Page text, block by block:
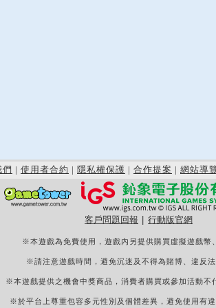
們 | 使用者合約 | 隱私權保護 | 合作提案 | 網站導
客戶問題回報 行動版官網
※本遊戲為免費使用，遊戲內另提供購買虛擬遊戲幣
※請注意遊戲時間，避免沉迷及不得為賭博、違反法
※本遊戲提供之機會中獎商品，消費者購買或參加活動不
※於平台上尊重包容多元性別及個體差異，避免使用有違